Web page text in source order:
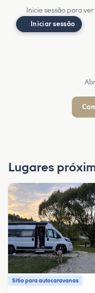
Inicie sessão para
Iniciar sessão
Lugares
Sítio para autocaravanas